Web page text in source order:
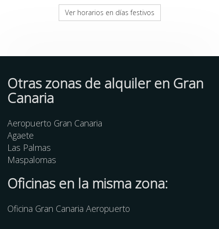
Ver horarios en días festivos
Otras zonas de alquiler en Gran
Canaria
Aeropuerto Gran Canaria
Agaete
Las Palmas
Maspalomas
Oficinas en la misma zona:
Oficina Gran Canaria Aeropuerto